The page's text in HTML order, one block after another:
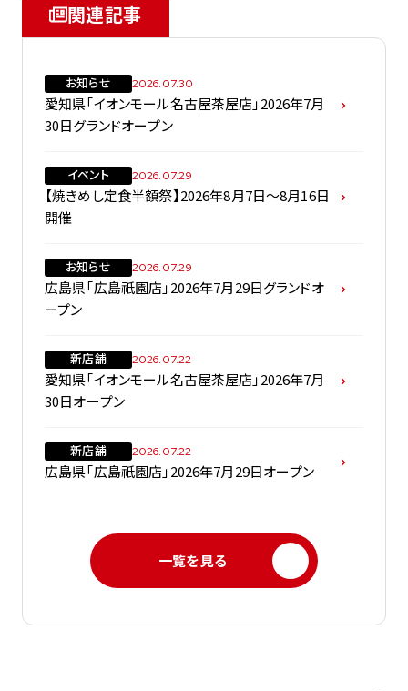
関連記事
お知らせ 2026.07.30
愛知県「イオンモール名古屋茶屋店」2026年7月
30日グランドオープン
イベント 2026.07.29
【焼きめし定食半額祭】2026年8月7日～8月16日
開催
お知らせ 2026.07.29
広島県「広島祇園店」2026年7月29日グランドオ
ープン
新店舗 2026.07.22
愛知県「イオンモール名古屋茶屋店」2026年7月
30日オープン
新店舗 2026.07.22
広島県「広島祇園店」2026年7月29日オープン
一覧を見る